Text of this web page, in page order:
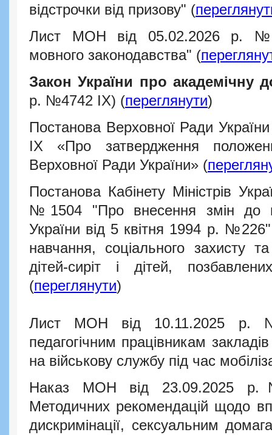
відстрочки від призову" (
Лист МОН від 05.02.2026 р.
мовного законодавства" (
Закон України про академічну
р. №4742 IX) (переглянути)
Постанова Верховної Ради
IX «Про затвердження
Верховної Ради України» (
Постанова Кабінету Міністрів
№1504 "Про внесення змін до
України від 5 квітня 1994 р.
навчання, соціального захисту
дітей-сиріт і дітей,
(переглянути)
Лист МОН від 10.11.2025 р.
педагогічним працівникам
на військову службу під час
Наказ МОН від 23.09.2025
Методичних рекомендацій щодо
дискримінації, сексуальним